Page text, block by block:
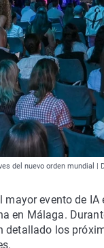
del nuevo orden mundial |
evento de
en Málaga.
los